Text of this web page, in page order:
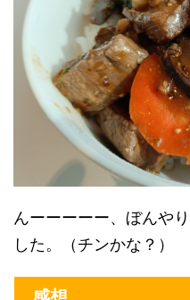
んーーーーー、ぼんや
した。（チンかな？）